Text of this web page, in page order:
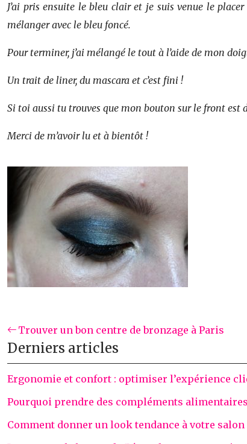
J’ai pris ensuite le bleu clair et je suis venue le
mélanger avec le bleu foncé.
Pour terminer, j’ai mélangé le tout à l’aide de mon
Un trait de liner, du mascara et c’est fini !
Si toi aussi tu trouves que mon bouton sur le front est
Merci de m’avoir lu et à bientôt !
Trouver un bon centre de bronzage à Paris
Derniers articles
Ergonomie et confort : optimiser l’expérience
Pourquoi prendre des compléments
Comment donner un look tendance à votre